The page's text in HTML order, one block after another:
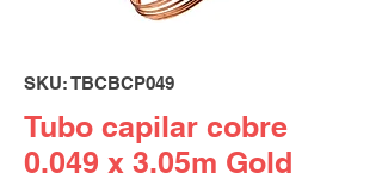
SKU: TBCBCP049
Tubo capilar cobre
0.049 x 3.05m Gold